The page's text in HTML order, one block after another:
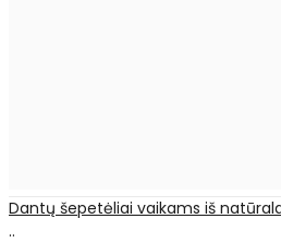
Dantų šepetėliai vaikams iš
..